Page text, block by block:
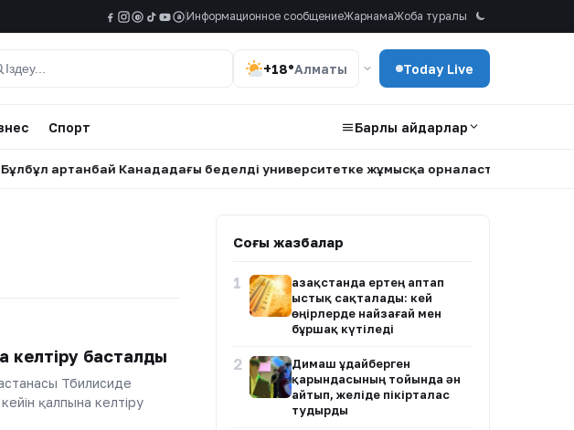
@ a Информационное сообщениеЖарнамаЖоба туралы
+18°Алматы Today Live
Спорт Барлық айдарлар
Қартанбай Канададағы беделді университетке жұмысқа орналасты •
келтіру басталды
Тбилисиде
қалпына келтіру
Соңғы жазбалар
1
Қазақстанда ертең аптап
ыстық сақталады: кей
өңірлерде найзағай мен
бұршақ күтіледі
2
Димаш Құдайберген
қарындасының тойында ән
айтып, желіде пікірталас
тудырды